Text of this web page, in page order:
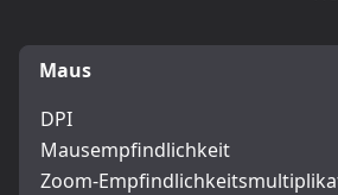
Maus
DPI
Mausempfindlichkeit
Zoom-